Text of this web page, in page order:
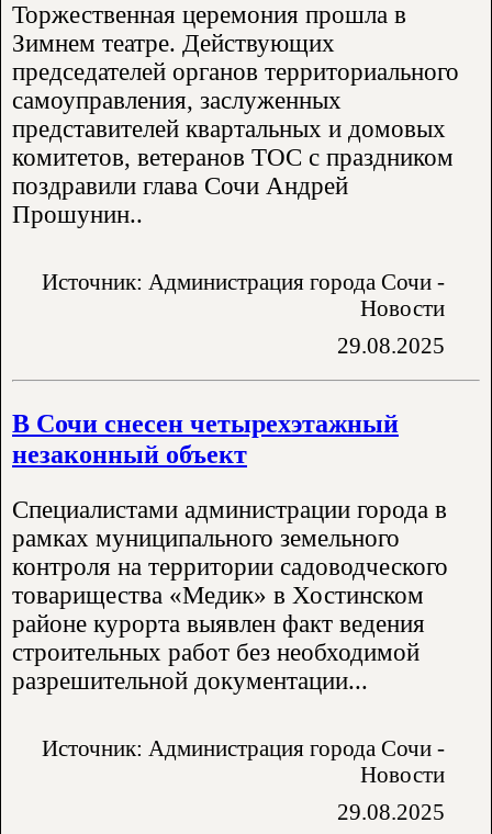
Торжественная церемония прошла в
Зимнем театре. Действующих
председателей органов территориального
самоуправления, заслуженных
представителей квартальных и домовых
комитетов, ветеранов ТОС с праздником
поздравили глава Сочи Андрей
Прошунин..
Источник: Администрация города Сочи -
Новости
29.08.2025
В Сочи снесен четырехэтажный
незаконный объект
Специалистами администрации города в
рамках муниципального земельного
контроля на территории садоводческого
товарищества «Медик» в Хостинском
районе курорта выявлен факт ведения
строительных работ без необходимой
разрешительной документации...
Источник: Администрация города Сочи -
Новости
29.08.2025